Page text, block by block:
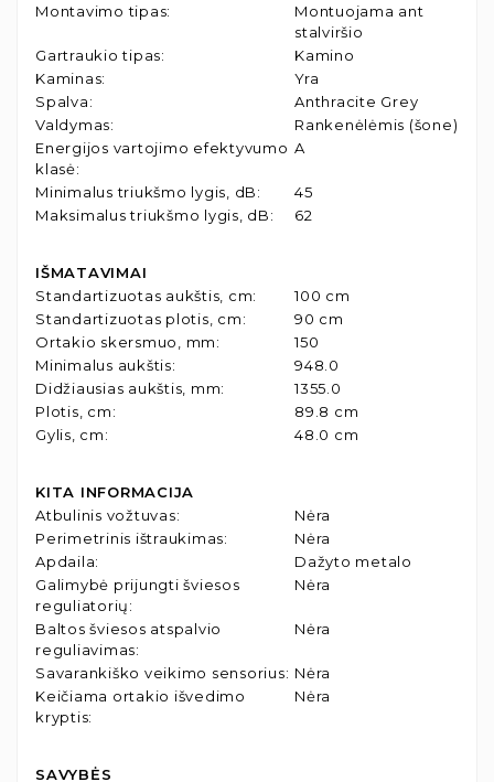
Montavimo tipas:
Montuojama ant
stalviršio
Gartraukio tipas:
Kamino
Kaminas:
Yra
Spalva:
Anthracite Grey
Valdymas:
Rankenėlėmis (šone)
Energijos vartojimo efektyvumo
klasė:
A
Minimalus triukšmo lygis, dB:
45
Maksimalus triukšmo lygis, dB: 62
IŠMATAVIMAI
Standartizuotas aukštis, cm:
100 cm
Standartizuotas plotis, cm:
90 cm
Ortakio skersmuo, mm:
150
Minimalus aukštis:
948.0
Didžiausias aukštis, mm:
1355.0
Plotis, cm:
89.8 cm
Gylis, cm: 48.0 cm
KITA INFORMACIJA
Atbulinis vožtuvas:
Nėra
Perimetrinis ištraukimas:
Nėra
Apdaila:
Dažyto metalo
Galimybė prijungti šviesos
reguliatorių:
Nėra
Baltos šviesos atspalvio
reguliavimas:
Nėra
Savarankiško veikimo sensorius: Nėra
Keičiama ortakio išvedimo
kryptis:
Nėra
SAVYBĖS